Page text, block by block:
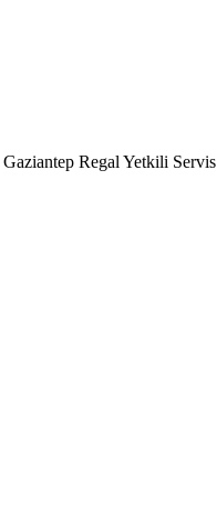
Gaziantep Regal Yetkili Servis